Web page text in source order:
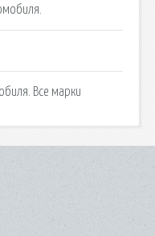
Все марки